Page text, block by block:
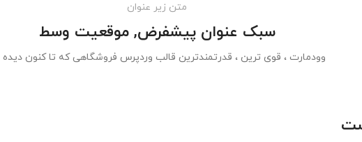
متن زیر عنوان
سبک عنوان پیشفرض, موقعیت وسط
وودمارت ، قوی ترین ، قدرتمندترین قالب وردپرس فروشگاهی که تا کنون دیده